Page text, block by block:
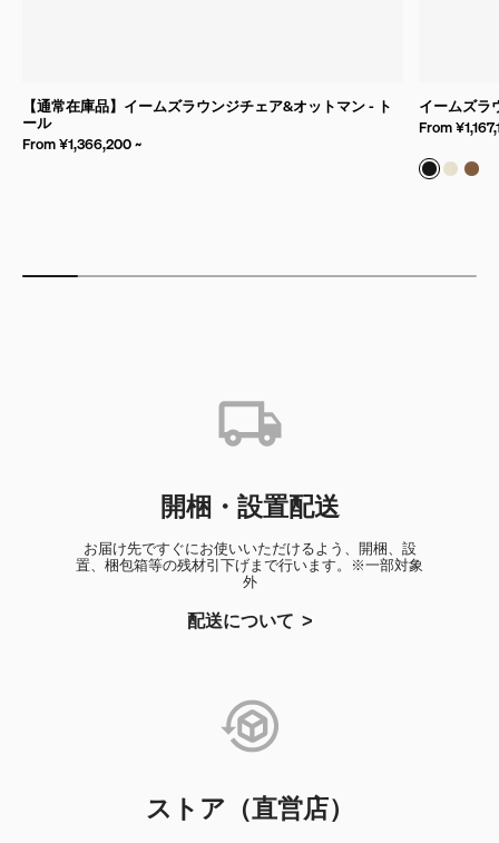
【通常在庫品】イームズラウンジチェア&オットマン - ト
ール
From ¥1,366,200 ~
イームズラ
From
バンブー
バン
バ
開梱・設置配送
お届け先ですぐにお使いいただけるよう、開梱、設
置、梱包箱等の残材引下げまで行います。※一部対象
外
配送について
ストア（直営店）